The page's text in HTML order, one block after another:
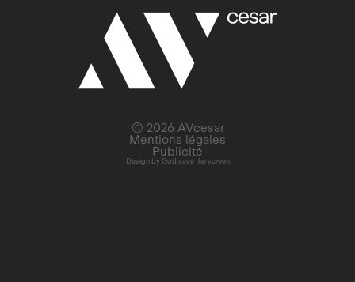
Design by God save the screen
© 2026 AVcesar
Mentions légales
Publicité